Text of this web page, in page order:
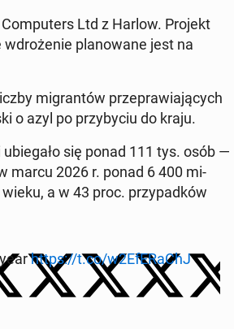
Ltd z Harlow. Projekt
pla­no­wa­ne jest na
mi­gran­tów prze­pra­wia­ją­cych
o azyl po przy­by­ciu do kraju.
się ponad 111 tys. osób —
marcu 2026 r. ponad 6 400 mi­
a w 43 proc. przy­pad­ków
https://t.co/w2EfE­Ra­ChJ